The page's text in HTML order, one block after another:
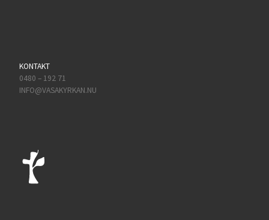
KONTAKT
0480 – 192 71
INFO@VASAKYRKAN.NU